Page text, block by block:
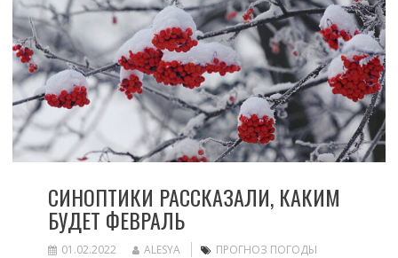
СИНОПТИКИ РАССКАЗАЛИ, КАКИМ
БУДЕТ ФЕВРАЛЬ
01.02.2022 ALESYA ПРОГНОЗ ПОГОДЫ